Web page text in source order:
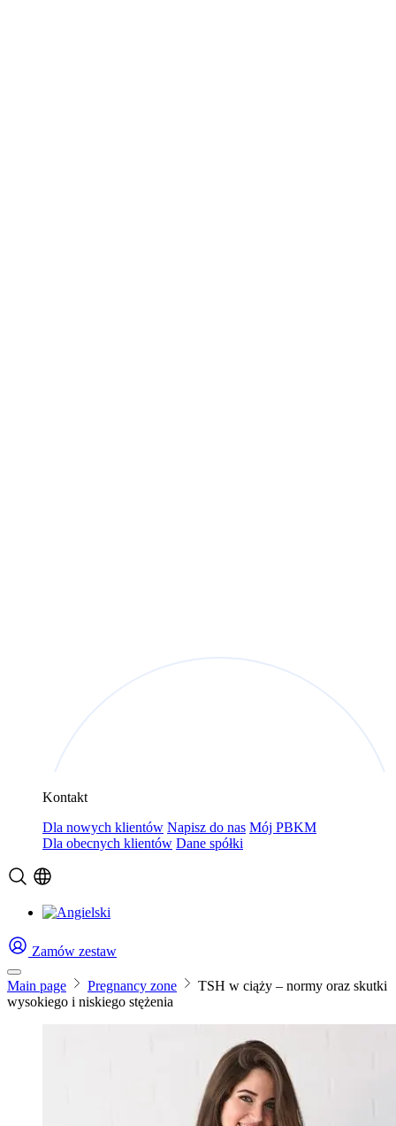
Kontakt
Dla nowych klientów Napisz do nas Mój PBKM
Dla obecnych klientów Dane spółki
Zamów zestaw
Main page Pregnancy zone
TSH w ciąży – normy oraz skutki
wysokiego i niskiego stężenia